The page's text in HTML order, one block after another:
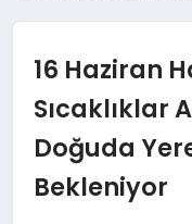
EKONOMI
DÜNYA
16 Haziran
Sıcaklıklar
Doğuda
Bekleniyor